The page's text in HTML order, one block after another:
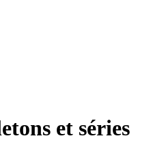
et séries